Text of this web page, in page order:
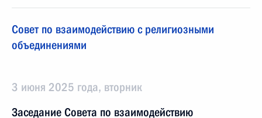
Совет по взаимодействию с религиозными
объединениями
3 июня 2025 года, вторник
Заседание Совета по взаимодействию